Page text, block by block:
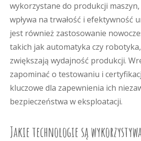
wykorzystane do produkcji
wpływa na trwałość i efektywność
jest również zastosowanie
takich jak automatyka czy
zwiększają wydajność produkcji.
zapominać o testowaniu i
kluczowe dla zapewnienia ich
bezpieczeństwa w eksploatacji.
Jakie technologie są